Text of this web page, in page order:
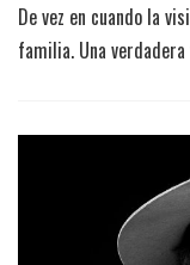
De vez en cuando la
familia. Una